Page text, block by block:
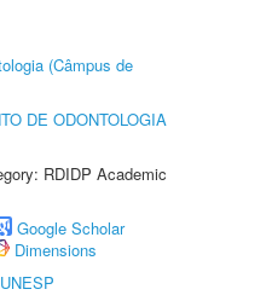
(Câmpus de
DE ODONTOLOGIA
RDIDP Academic
Google Scholar
Dimensions